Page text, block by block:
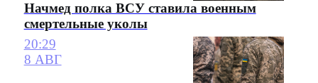
Начмед полка ВСУ ставила военным
смертельные уколы
20:29
8 АВГ